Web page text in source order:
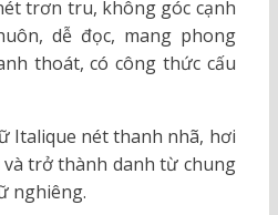
trơn tru, không góc cạnh
dễ đọc, mang phong
thoát, có công thức cấu
Italique nét thanh nhã, hơi
trở thành danh từ chung
nghiêng.